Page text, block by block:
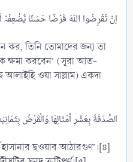
কর, তিনি তোমাদের জন্য তা
ক্ষমা করবেন’ (সূরা আত-
আলাইহি ওয়া সাল্লাম) একদা
হাসানার ছওয়াব আঠারগুণ’।[৪]